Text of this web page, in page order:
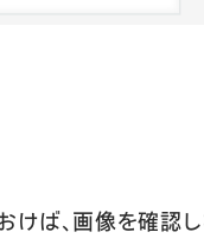
けば、画像を確